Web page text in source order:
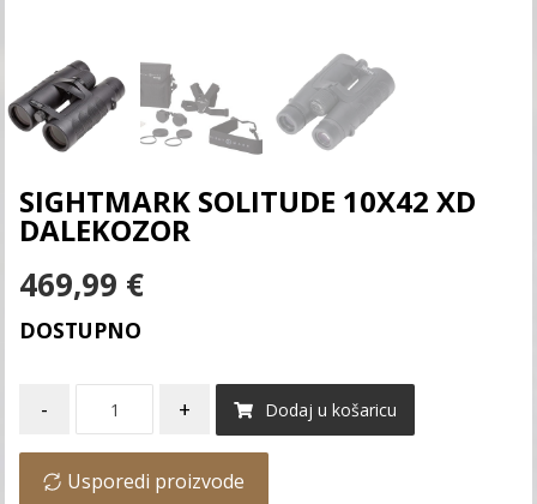
SIGHTMARK SOLITUDE 10X42 XD
DALEKOZOR
469,99 €
DOSTUPNO
- + Dodaj u košaricu
Usporedi proizvode